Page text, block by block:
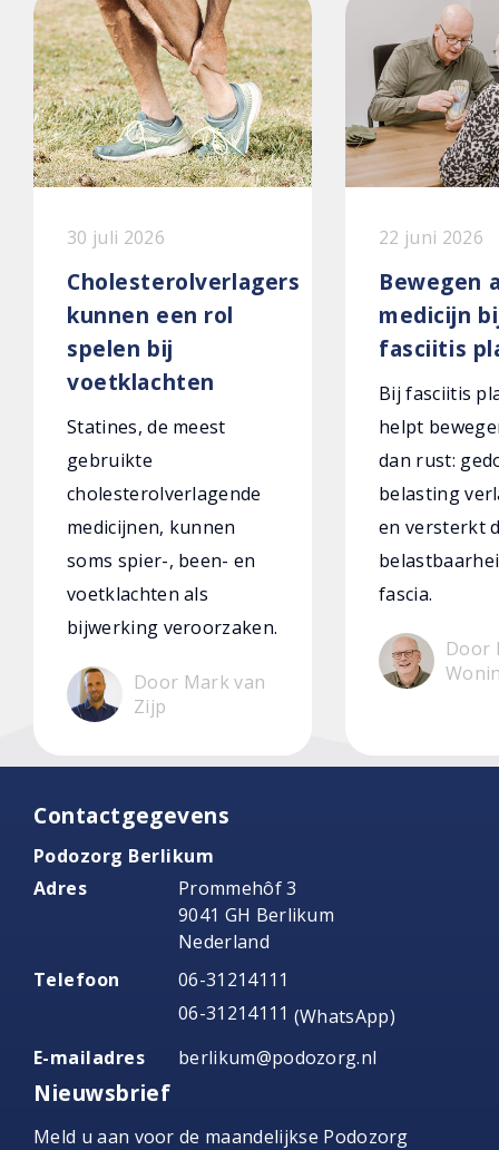
30 juli 2026
Cholesterolverlagers
kunnen een rol
spelen bij
voetklachten
Statines, de meest
gebruikte
cholesterolverlagende
medicijnen, kunnen
soms spier-, been- en
voetklachten als
bijwerking veroorzaken.
Door Mark van
Zijp
22 juni 2026
Bewegen
medicijn
fasciitis
Bij fasciitis
helpt
dan rust:
belasting
en versterkt
fascia.
Door
Contactgegevens
Podozorg Berlikum
Adres
Prommehôf 3
9041 GH Berlikum
Nederland
Telefoon
06-31214111
06-31214111 (WhatsApp)
E-mailadres
berlikum@podozorg.nl
Nieuwsbrief
Meld u aan voor de maandelijkse Podozorg